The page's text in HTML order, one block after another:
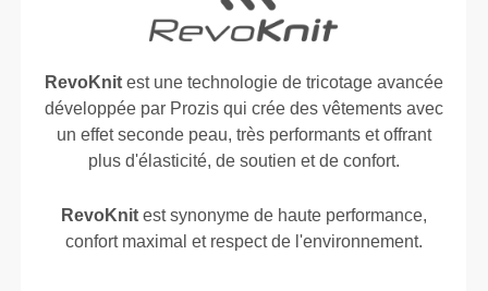
RevoKnitest une technologie de tricotage avancée
développée par Prozis qui crée des vêtements avec
un effet seconde peau, très performants et offrant
plus d'élasticité, de soutien et de confort.
RevoKnitest synonyme de haute performance,
confort maximal et respect de l'environnement.